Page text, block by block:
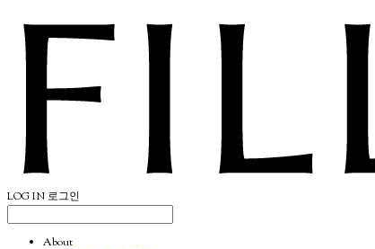
LOG IN 로그인
About